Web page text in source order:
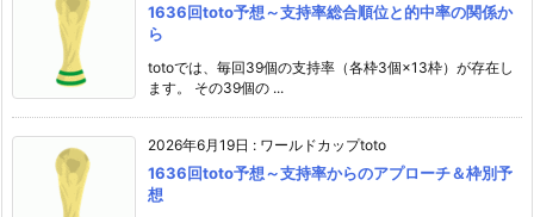
1636回toto予想～支持率総合順位と的中率の関係か
ら
totoでは、毎回39個の支持率（各枠3個×13枠）が存在し
ます。 その39個の ...
2026年6月19日 : ワールドカップtoto
1636回toto予想～支持率からのアプローチ＆枠別予
想